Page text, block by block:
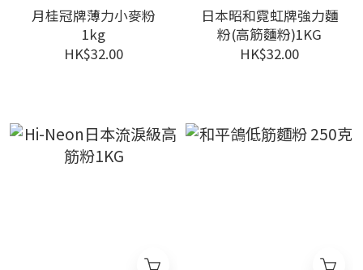
月桂冠牌薄力小麥粉
1kg
HK$32.00
日本昭和霓虹牌強力麵
粉(高筋麵粉)1KG
HK$32.00